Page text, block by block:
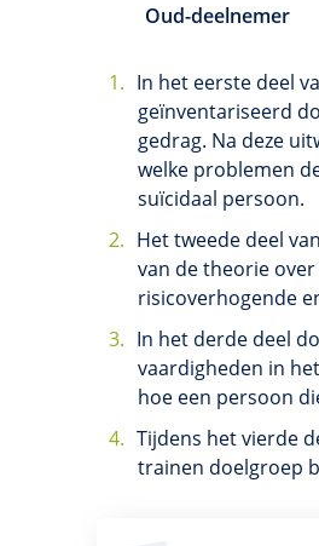
Oud-deelnemer
In het eerste deel
geïnventariseerd
gedrag. Na deze
welke problemen
suïcidaal persoon.
Het tweede deel
van de theorie
risicoverhogende
In het derde deel
vaardigheden in
hoe een persoon
Tijdens het vierde
trainen doelgroep